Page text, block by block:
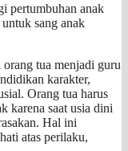
pertumbuhan anak
sang anak
tua menjadi guru
karakter,
Orang tua harus
karena saat usia dini
Hal ini
atas perilaku,